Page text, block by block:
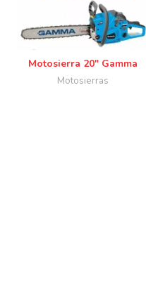
Motosierra 20″ Gamma
Motosierras